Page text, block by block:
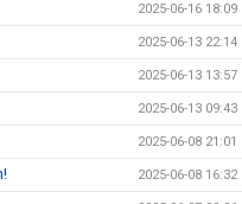
2025-06-16 18:09
2025-06-13 22:14
2025-06-13 13:57
2025-06-13 09:43
2025-06-08 21:01
2025-06-08 16:32